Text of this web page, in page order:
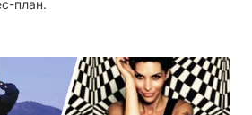
план.